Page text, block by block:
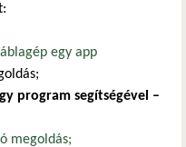
egy app
program segítségével –
megoldás;